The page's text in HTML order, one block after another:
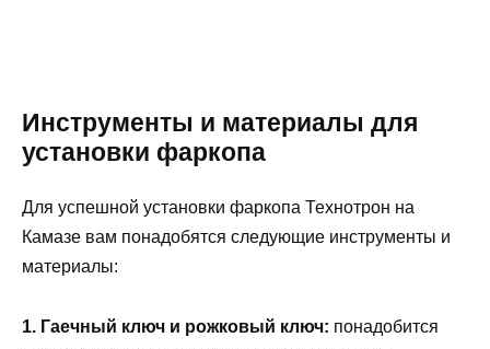
Инструменты и материалы для
установки фаркопа
Для успешной установки фаркопа Технотрон на
Камазе вам понадобятся следующие инструменты и
материалы:
1. Гаечный ключ и рожковый ключ: понадобится